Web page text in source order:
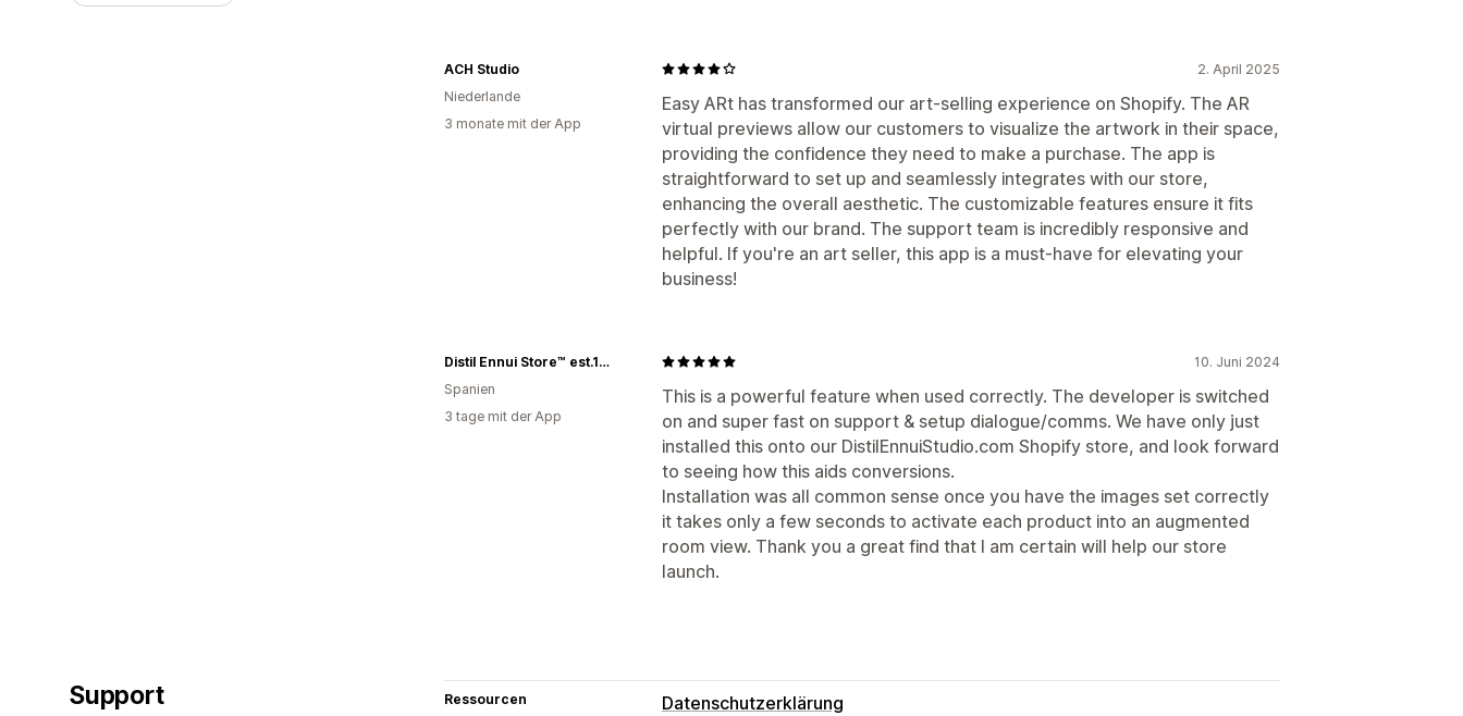
2. April 2025
Easy ARt has transformed our art-selling experience on Shopify. The AR
virtual previews allow our customers to visualize the artwork in their space,
providing the confidence they need to make a purchase. The app is
straightforward to set up and seamlessly integrates with our store,
enhancing the overall aesthetic. The customizable features ensure it fits
perfectly with our brand. The support team is incredibly responsive and
helpful. If you're an art seller, this app is a must-have for elevating your
business!
ACH Studio
Niederlande
3 monate mit der App
10. Juni 2024
This is a powerful feature when used correctly. The developer is switched
on and super fast on support & setup dialogue/comms. We have only just
installed this onto our DistilEnnuiStudio.com Shopify store, and look forward
to seeing how this aids conversions.
Installation was all common sense once you have the images set correctly
it takes only a few seconds to activate each product into an augmented
room view. Thank you a great find that I am certain will help our store
launch.
Distil Ennui Store™ est.1990
Spanien
3 tage mit der App
Support Ressourcen
Datenschutzerklärung